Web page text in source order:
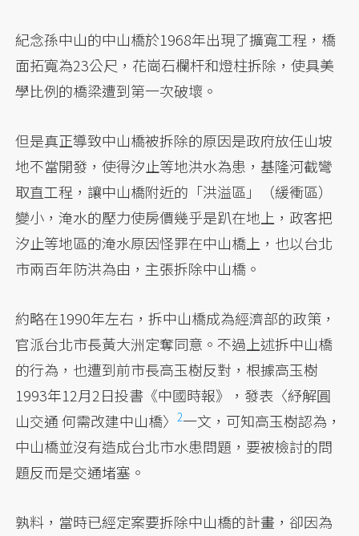
紀念孫中山的中山橋於1968年出現了擴寬工程，橋
面拓寬為23公尺，花崗石欄杆和燈柱拆除，使具美
學比例的橋梁遭到第一次破壞。
但是真正導致中山橋被拆除的原因是政府放任山坡
地不當開發，使得汐止等地洪水為患，基隆河截彎
取直工程，讓中山橋附近的「洪溢區」（緩衝區）
變小，淹水的壓力使房價幾乎是趴在地上，政客把
汐止等地區的淹水原因怪罪在中山橋上，也以台北
市兩百年防洪為由，主張拆除中山橋。
約略在1990年左右，拆中山橋成為經濟部的政策，
官派台北市長黃大洲定奪同意。不過上述拆中山橋
的行為，也遭到前市長高玉樹反對，根據高玉樹
1993年12月2日投書《中國時報》，發表 〈紓解圓
山交通 何需改建中山橋〉2一文，可知高玉樹認為，
中山橋並沒有造成台北市水患問題，要被檢討的問
題反而是交通堵塞。
孰料，當時已經定案要拆除中山橋的計畫，卻因為